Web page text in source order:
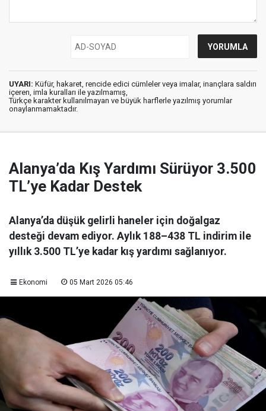
UYARI: Küfür, hakaret, rencide edici cümleler veya imalar, inançlara saldırı
içeren, imla kuralları ile yazılmamış,
Türkçe karakter kullanılmayan ve büyük harflerle yazılmış yorumlar
onaylanmamaktadır.
Alanya’da Kış Yardımı Sürüyor 3.500
TL’ye Kadar Destek
Alanya’da düşük gelirli haneler için doğalgaz
desteği devam ediyor. Aylık 188–438 TL indirim ile
yıllık 3.500 TL’ye kadar kış yardımı sağlanıyor.
Ekonomi 05 Mart 2026 05:46